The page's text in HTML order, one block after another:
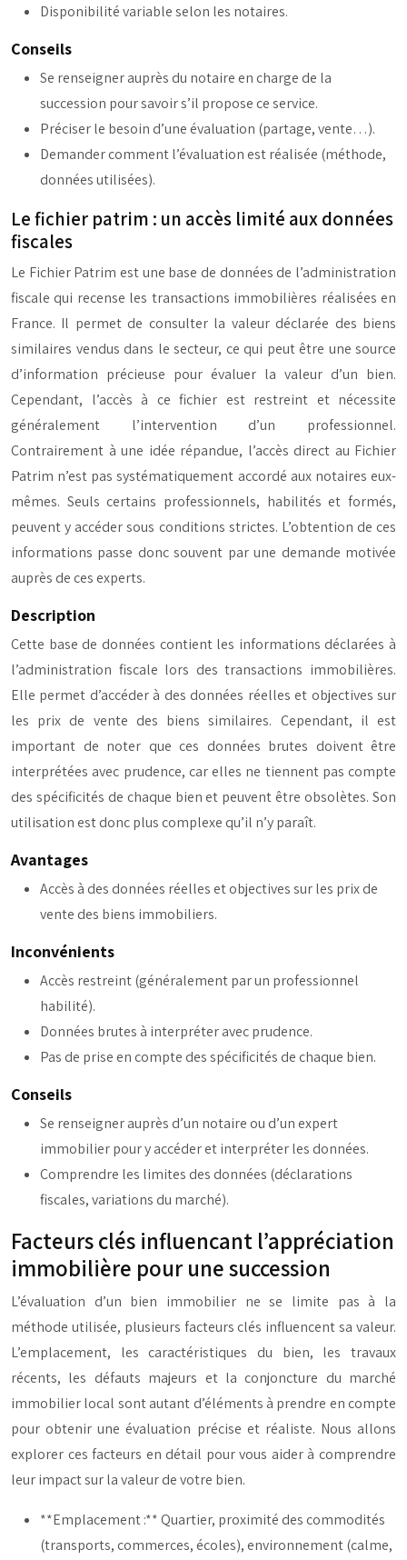
Disponibilité variable selon les notaires.
Conseils
Se renseigner auprès du notaire en charge de la
succession pour savoir s’il propose ce service.
Préciser le besoin d’une évaluation (partage, vente…).
Demander comment l’évaluation est réalisée (méthode,
données utilisées).
Le fichier patrim : un accès limité aux données
fiscales
Le Fichier Patrim est une base de données de l’administration
fiscale qui recense les transactions immobilières réalisées en
France. Il permet de consulter la valeur déclarée des biens
similaires vendus dans le secteur, ce qui peut être une source
d’information précieuse pour évaluer la valeur d’un bien.
Cependant, l’accès à ce fichier est restreint et nécessite
généralement l’intervention d’un professionnel.
Contrairement à une idée répandue, l’accès direct au Fichier
Patrim n’est pas systématiquement accordé aux notaires eux-
mêmes. Seuls certains professionnels, habilités et formés,
peuvent y accéder sous conditions strictes. L’obtention de ces
informations passe donc souvent par une demande motivée
auprès de ces experts.
Description
Cette base de données contient les informations déclarées à
l’administration fiscale lors des transactions immobilières.
Elle permet d’accéder à des données réelles et objectives sur
les prix de vente des biens similaires. Cependant, il est
important de noter que ces données brutes doivent être
interprétées avec prudence, car elles ne tiennent pas compte
des spécificités de chaque bien et peuvent être obsolètes. Son
utilisation est donc plus complexe qu’il n’y paraît.
Avantages
Accès à des données réelles et objectives sur les prix de
vente des biens immobiliers.
Inconvénients
Accès restreint (généralement par un professionnel
habilité).
Données brutes à interpréter avec prudence.
Pas de prise en compte des spécificités de chaque bien.
Conseils
Se renseigner auprès d’un notaire ou d’un expert
immobilier pour y accéder et interpréter les données.
Comprendre les limites des données (déclarations
fiscales, variations du marché).
Facteurs clés influencant l’appréciation
immobilière pour une succession
L’évaluation d’un bien immobilier ne se limite pas à la
méthode utilisée, plusieurs facteurs clés influencent sa valeur.
L’emplacement, les caractéristiques du bien, les travaux
récents, les défauts majeurs et la conjoncture du marché
immobilier local sont autant d’éléments à prendre en compte
pour obtenir une évaluation précise et réaliste. Nous allons
explorer ces facteurs en détail pour vous aider à comprendre
leur impact sur la valeur de votre bien.
**Emplacement :** Quartier, proximité des commodités
(transports, commerces, écoles), environnement (calme,